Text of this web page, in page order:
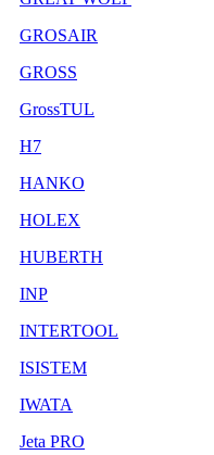
GROSAIR
GROSS
GrossTUL
H7
HANKO
HOLEX
HUBERTH
INP
INTERTOOL
ISISTEM
IWATA
Jeta PRO